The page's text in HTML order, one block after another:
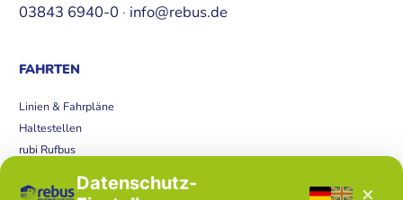
03843 6940-0 · info@rebus.de
FAHRTEN
Linien & Fahrpläne
Haltestellen
rubi Rufbus
Störungen Datenschutz-
×